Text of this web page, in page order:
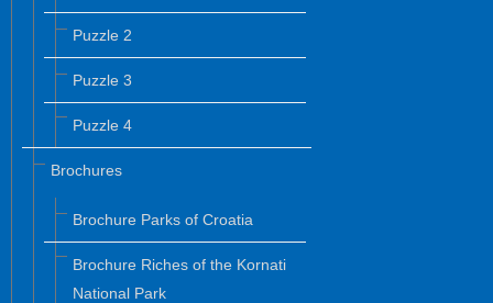
Puzzle 2
Puzzle 3
Puzzle 4
Brochures
Brochure Parks of Croatia
Brochure Riches of the Kornati
National Park